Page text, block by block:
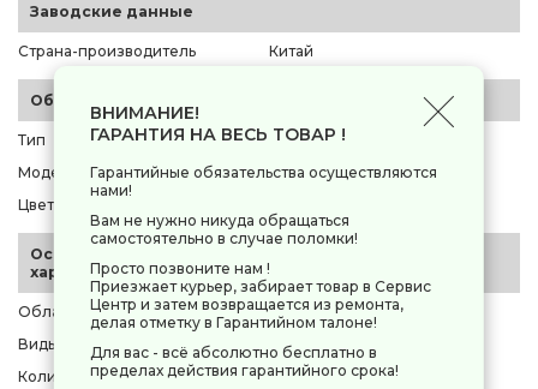
Заводские данные
Страна-производитель Китай
Общие параметры
Тип
массажный пистолет
Модель
B.Well MED-450
Цвет изделия
Основные
характеристики
Область применения
для тела
Виды массажа
перкуссионный
Количество насадок
4 шт
ВНИМАНИЕ!
ГАРАНТИЯ НА ВЕСЬ ТОВАР !
Гарантийные обязательства осуществляются
нами!
Вам не нужно никуда обращаться
самостоятельно в случае поломки!
Просто позвоните нам !
Приезжает курьер, забирает товар в Сервис
Центр и затем возвращается из ремонта,
делая отметку в Гарантийном талоне!
Для вас - всё абсолютно бесплатно в
пределах действия гарантийного срока!